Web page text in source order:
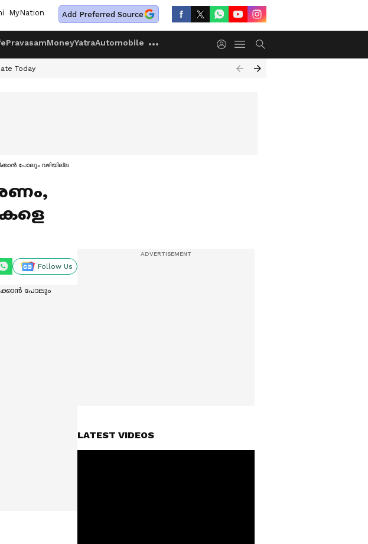
MyNation Add Preferred Source
PravasamMoneyYatraAutomobile
Today
പോലും വഴിയില്ല
Follow Us
LATEST VIDEOS